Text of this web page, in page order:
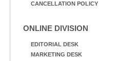
CANCELLATION POLICY
ONLINE DIVISION
EDITORIAL DESK
MARKETING DESK